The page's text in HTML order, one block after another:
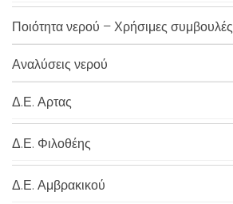
Ποιότητα νερού – Χρήσιμες συμβουλές
Αναλύσεις νερού
Δ.Ε. Αρτας
Δ.Ε. Φιλοθέης
Δ.Ε. Αμβρακικού